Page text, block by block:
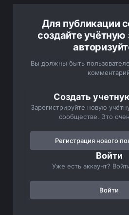
Для публикации
создайте учётную
Вы должны быть
Создать
Зарегистрируйте новую
сообществе. Это
Регистрация нового
Войти
Уже есть аккаунт?
Войти